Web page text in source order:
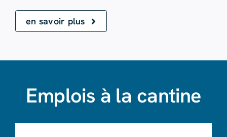
en savoir plus
Emplois à la cantine